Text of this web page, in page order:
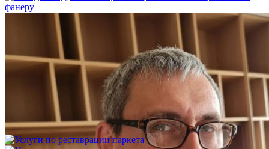
Укладка модульного паркета с финишным покрытием на
3 600 ₽